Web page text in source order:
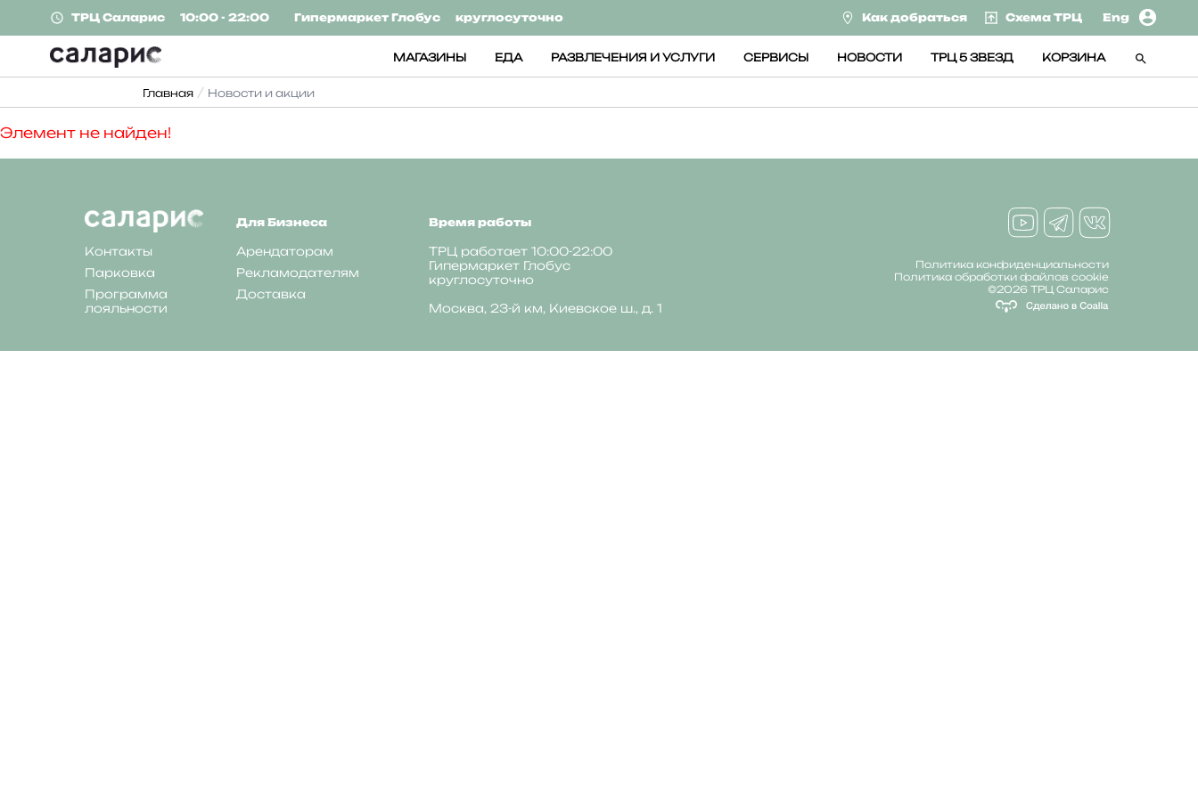
ТРЦ Саларис 10:00 - 22:00 Гипермаркет Глобус круглосуточно Как добраться Схема ТРЦ Eng
МАГАЗИНЫ ЕДА РАЗВЛЕЧЕНИЯ И УСЛУГИ СЕРВИСЫ НОВОСТИ ТРЦ 5 ЗВЕЗД КОРЗИНА
Главная Новости и акции
Элемент не найден!
Контакты
Парковка
Программа
лояльности
Для Бизнеса
Арендаторам
Рекламодателям
Доставка
Время работы
ТРЦ работает 10:00-22:00
Гипермаркет Глобус
круглосуточно
Москва, 23-й км, Киевское ш., д. 1
Политика конфиденциальности
Политика обработки файлов cookie
©2026 ТРЦ Саларис